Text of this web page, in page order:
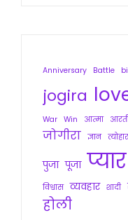
Anniversary Battle
jogira
War Win आत्मा
जोगीरा ज्ञान त्योहार
पुजा पूजा प्यार
विश्वास व्यवहार शादी
होली